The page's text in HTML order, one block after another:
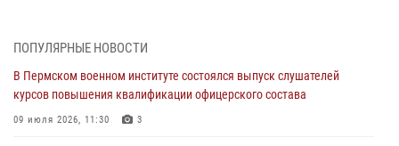
Федерации проводится выставка, посвящённая войскам
правопорядка
10 июля 2026, 14:30 8
ПОПУЛЯРНЫЕ НОВОСТИ
В Пермском военном институте состоялся выпуск слушателей
курсов повышения квалификации офицерского состава
09 июля 2026, 11:30 3